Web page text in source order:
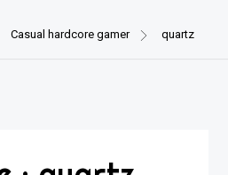
Casual hardcore gamer quartz